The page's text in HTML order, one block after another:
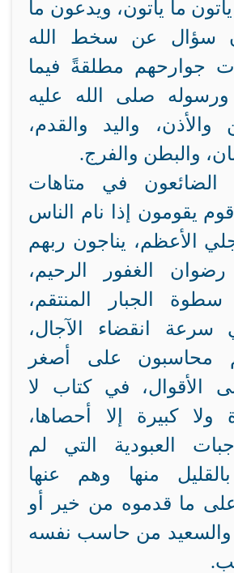
يأتون ما يأتون، ويدعون ما
سؤال عن سخط الله
جوارحهم مطلقةً فيما
صلى الله عليه
والأذن، واليد والقدم،
والبطن والفرج.
الضائعون في متاهات
يقومون إذا نام الناس
الأعظم، يناجون ربهم
الغفور الرحيم،
الجبار المنتقم،
سرعة انقضاء الآجال،
محاسبون على أصغر
الأقوال، في كتاب لا
ولا كبيرة إلا أحصاها،
العبودية التي لم
منها وهم عنها
ما قدموه من خير أو
والسعيد من حاسب نفسه